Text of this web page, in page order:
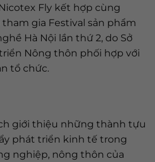
Fly kết hợp cùng
gia Festival sản phẩm
Hà Nội lần thứ 2, do Sở
Nông thôn phối hợp với
tổ chức.
giới thiệu những thành tựu
phát triển kinh tế trong
nghiệp, nông thôn của